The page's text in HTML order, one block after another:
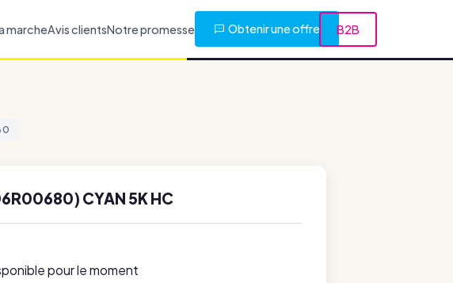
marcheAvis clientsNotre promesse Obtenir une offre B2B
CYAN 5K HC
pour le moment